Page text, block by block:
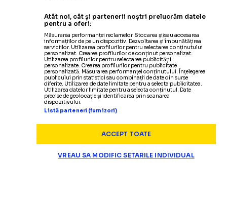
Atât noi, cât și partenerii noștri prelucrăm datele
pentru a oferi:
Măsurarea performanței reclamelor. Stocarea și/sau accesarea
informațiilor de pe un dispozitiv. Dezvoltarea și îmbunătățirea
serviciilor. Utilizarea profilurilor pentru selectarea conținutului
personalizat. Crearea profilurilor de conținut personalizat.
Utilizarea profilurilor pentru selectarea publicității
personalizate. Crearea profilurilor pentru publicitate
personalizată. Măsurarea performanței conținutului. Înțelegerea
publicului prin statistici sau combinații de date din surse
diferite. Utilizarea de date limitate pentru a selecta publicitatea.
Utilizarea datelor limitate pentru a selecta conținutul. Date
precise de geolocație și identificarea prin scanarea
dispozitivului.
Listă parteneri (furnizori)
ACCEPT TOATE
VREAU SA MODIFIC SETARILE INDIVIDUAL